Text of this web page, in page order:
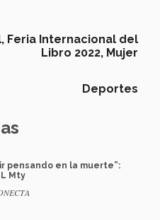
Feria Internacional del
Libro 2022, Mujer
Deportes
pensando en la muerte”:
Mty